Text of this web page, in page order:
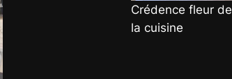
Crédence fleur de
la cuisine